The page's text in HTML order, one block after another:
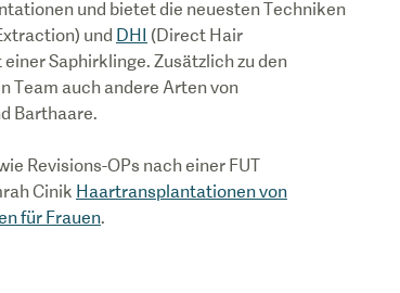
und bietet die neuesten Techniken
und DHI (Direct Hair
Saphirklinge. Zusätzlich zu den
Team auch andere Arten von
Barthaare.
Revisions-OPs nach einer FUT
Cinik Haartransplantationen von
für Frauen.